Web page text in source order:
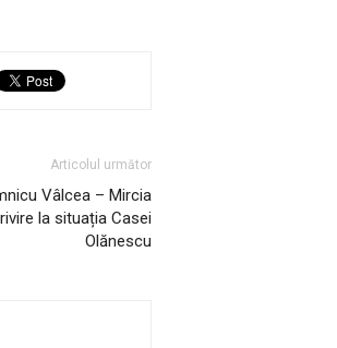
Articolul următor
Vâlcea – Mircia
la situația Casei
Olănescu